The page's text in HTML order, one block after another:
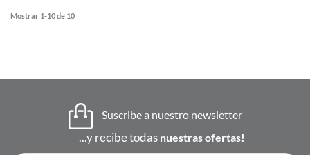
Mostrar 1-10 de 10
Suscribe a nuestro newsletter
...y recibe todas nuestras ofertas!